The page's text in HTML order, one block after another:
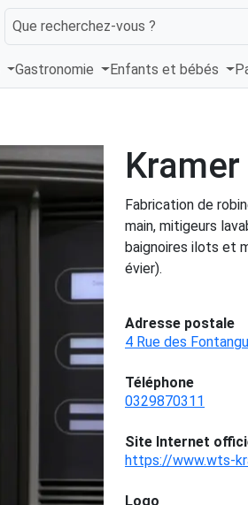
Que recherchez-vous ?
Gastronomie Enfants et bébés
Kramer
Fabrication de
main, mitigeurs
baignoires ilots et
évier).
Adresse postale
4 Rue des
Téléphone
0329870311
Site Internet
https://www.wts-
Logo